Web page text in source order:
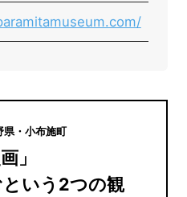
県・小布施町
」
いう2つの観